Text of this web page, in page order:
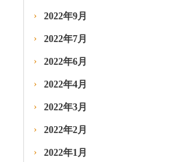
2022年9月
2022年7月
2022年6月
2022年4月
2022年3月
2022年2月
2022年1月